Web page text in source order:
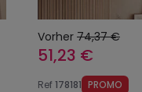
Vorher 74,37 €
51,23 €
Ref178181 PROMO